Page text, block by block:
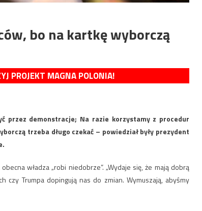
bo na kartkę wyborczą
PROJEKT MAGNA POLONIA!
przez demonstracje; Na razie korzystamy z procedur
trzeba długo czekać – powiedział były prezydent
władza „robi niedobrze”. „Wydaje się, że mają dobrą
czy Trumpa dopingują nas do zmian. Wymuszają, abyśmy